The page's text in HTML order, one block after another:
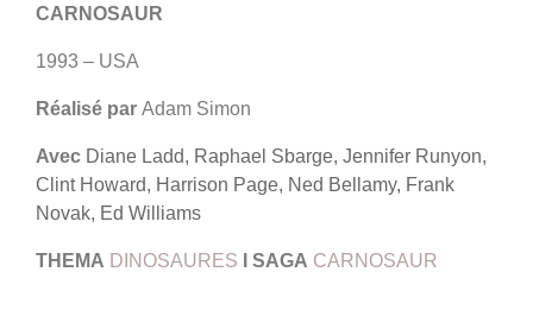
CARNOSAUR
1993 – USA
Réalisé par Adam Simon
Avec Diane Ladd, Raphael Sbarge, Jennifer Runyon,
Clint Howard, Harrison Page, Ned Bellamy, Frank
Novak, Ed Williams
THEMA DINOSAURES SAGA CARNOSAUR